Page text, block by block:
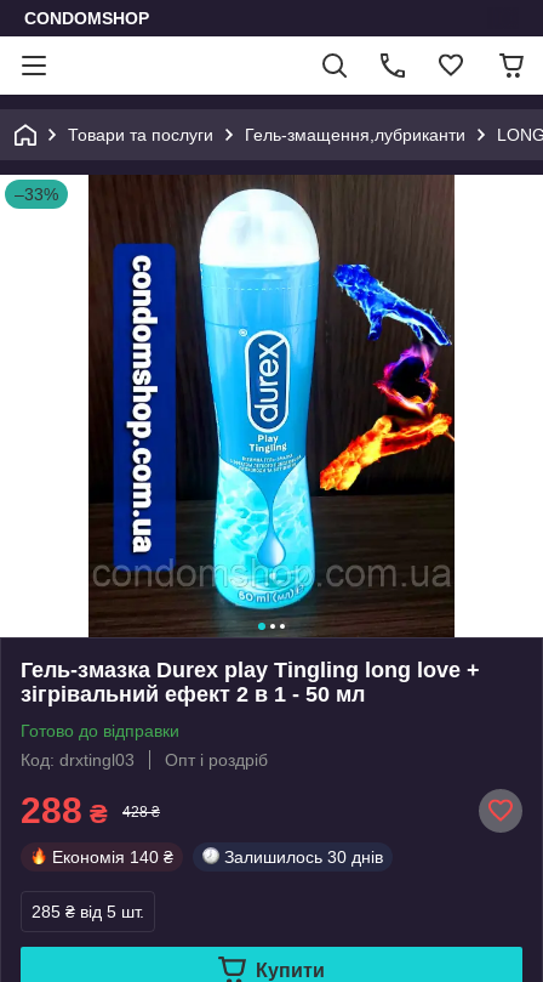
CONDOMSHOP
Товари та послуги Гель-змащення,лубриканти
–33%
Гель-змазка Durex play Tingling long love +
зігрівальний ефект 2 в 1 - 50 мл
Готово до відправки
Код: drxtingl03
Опт і роздріб
288 ₴ 428 ₴
Економія 140 ₴ Залишилось 30 днів
285 ₴ від 5 шт.
Купити